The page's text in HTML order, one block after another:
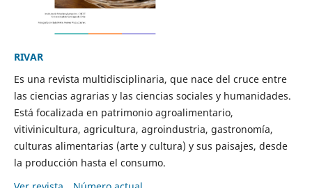
RIVAR
Es una revista multidisciplinaria, que nace del cruce entre
las ciencias agrarias y las ciencias sociales y humanidades.
Está focalizada en patrimonio agroalimentario,
vitivinicultura, agricultura, agroindustria, gastronomía,
culturas alimentarias (arte y cultura) y sus paisajes, desde
la producción hasta el consumo.